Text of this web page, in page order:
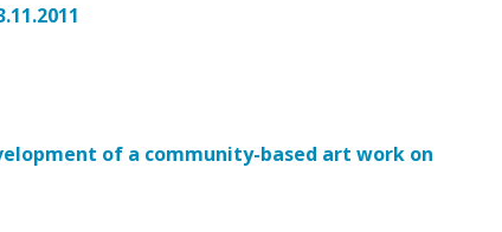
of a community-based art work on